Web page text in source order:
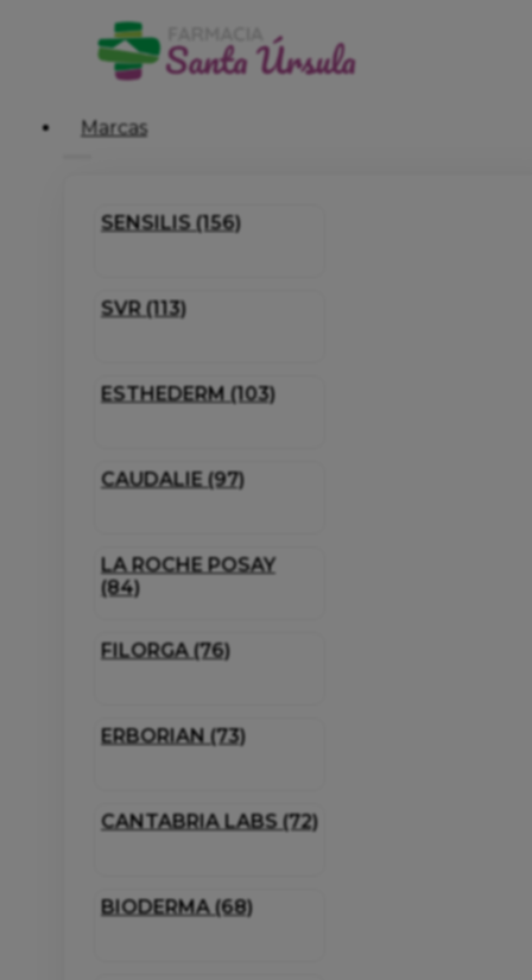
Marcas
SENSILIS (156)
SVR (113)
ESTHEDERM (103)
CAUDALIE (97)
LA ROCHE POSAY
(84)
FILORGA (76)
ERBORIAN (73)
CANTABRIA LABS (72)
BIODERMA (68)